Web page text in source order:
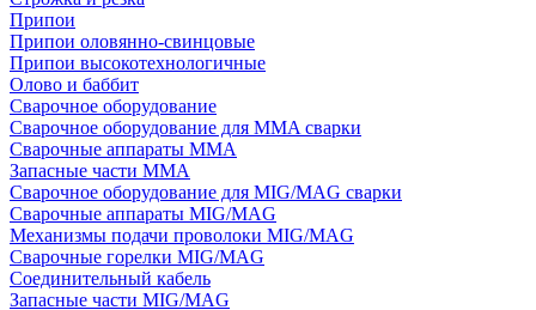
Припои
Припои оловянно-свинцовые
Припои высокотехнологичные
Олово и баббит
Сварочное оборудование
Сварочное оборудование для MMA сварки
Сварочные аппараты MMA
Запасные части MMA
Сварочное оборудование для MIG/MAG сварки
Сварочные аппараты MIG/MAG
Механизмы подачи проволоки MIG/MAG
Сварочные горелки MIG/MAG
Соединительный кабель
Запасные части MIG/MAG